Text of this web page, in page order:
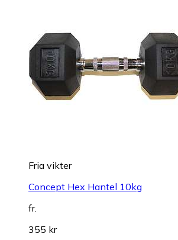
Fria vikter
Concept Hex Hantel 10kg
fr.
355 kr